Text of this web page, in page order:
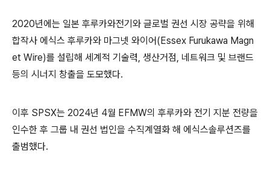
2020년에는 일본 후루카와전기와 글로벌 권선 시장 공략을 위해
합작사 에식스 후루카와 마그넷 와이어(Essex Furukawa Magn
et Wire)를 설립해 세계적 기술력, 생산거점, 네트워크 및 브랜드
등의 시너지 창출을 도모했다.
이후 SPSX는 2024년 4월 EFMW의 후루카와 전기 지분 전량을
인수한 후 그룹 내 권선 법인을 수직계열화 해 에식스솔루션즈를
출범했다.